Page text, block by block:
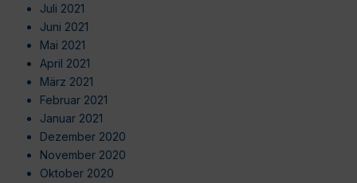
Juli 2021
Juni 2021
Mai 2021
April 2021
März 2021
Februar 2021
Januar 2021
Dezember 2020
November 2020
Oktober 2020